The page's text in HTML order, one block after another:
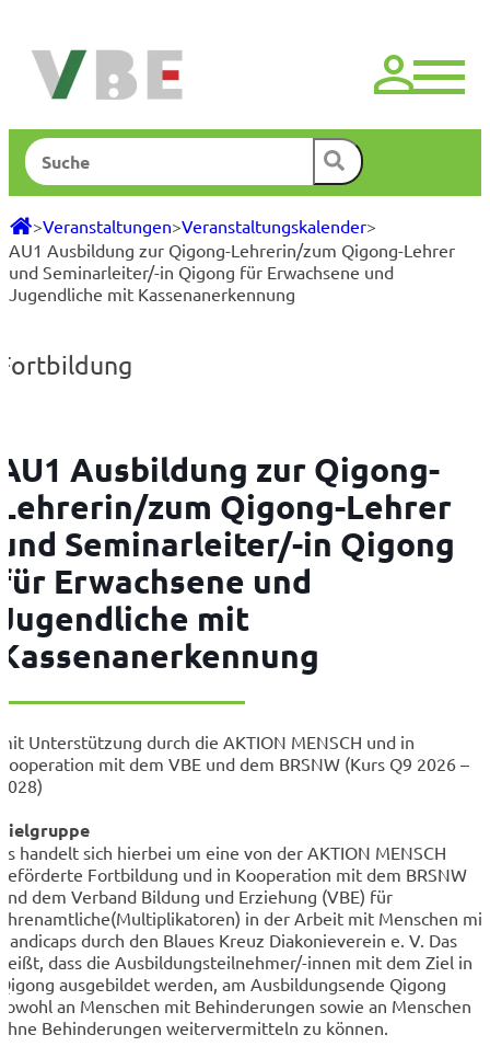
springen
Suchen
>Veranstaltungen>Veranstaltungskalender>
AU1 Ausbildung zur Qigong-Lehrerin/zum Qigong-Lehrer
und Seminarleiter/-in Qigong für Erwachsene und
Jugendliche mit Kassenanerkennung
Ausbildung zur Qigong-
zum Qigong-Lehrer
Seminarleiter/-in Qigong
Erwachsene und
mit
Unterstützung durch die AKTION MENSCH und in
mit dem VBE und dem BRSNW (Kurs Q9 2026 –
handelt sich hierbei um eine von der AKTION MENSCH
Fortbildung und in Kooperation mit dem BRSNW
dem Verband Bildung und Erziehung (VBE) für
in der Arbeit mit Menschen mit
durch den Blaues Kreuz Diakonieverein e. V. Das
dass die Ausbildungsteilnehmer/-innen mit dem Ziel in
ausgebildet werden, am Ausbildungsende Qigong
an Menschen mit Behinderungen sowie an Menschen
Behinderungen weitervermitteln zu können.